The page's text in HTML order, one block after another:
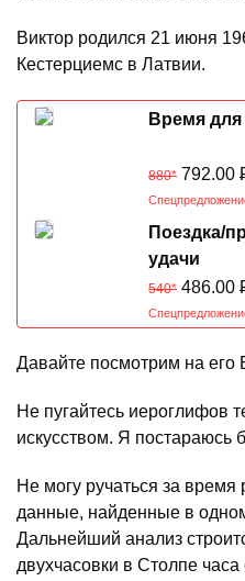
Виктор родился 21 июня
Кестерциемс в Латвии.
Время
880* 792.00
Поездка/
удачи
540* 486.00
Давайте посмотрим на его
Не пугайтесь иероглифов
искусством. Я постараюсь
Не могу ручаться за
данные, найденные в
Дальнейший анализ
двухчасовки в Столпе